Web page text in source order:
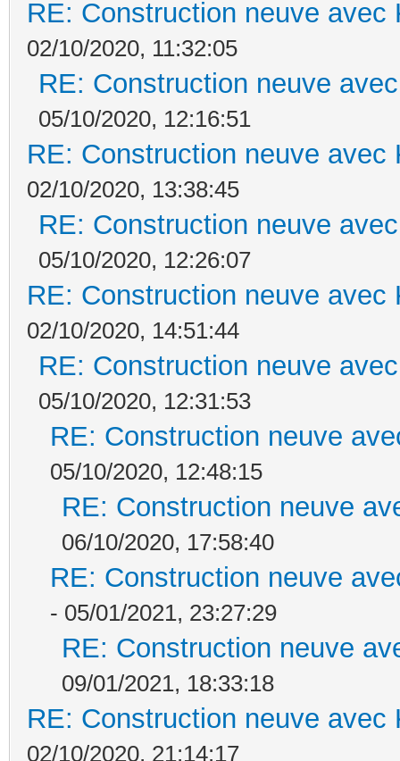
RE: Construction neuve avec
02/10/2020, 11:32:05
RE: Construction neuve
05/10/2020, 12:16:51
RE: Construction neuve avec
02/10/2020, 13:38:45
RE: Construction neuve
05/10/2020, 12:26:07
RE: Construction neuve avec
02/10/2020, 14:51:44
RE: Construction neuve
05/10/2020, 12:31:53
RE: Construction neuve
05/10/2020, 12:48:15
RE: Construction neuve
06/10/2020, 17:58:40
RE: Construction neuve
- 05/01/2021, 23:27:29
RE: Construction neuve
09/01/2021, 18:33:18
RE: Construction neuve avec
02/10/2020, 21:14:17